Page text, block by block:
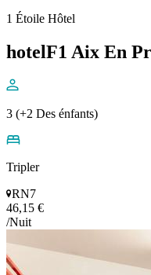
1 Étoile Hôtel
hotelF1 Aix En
3 (+2 Des énfants)
Tripler
RN7
46,15 €
/Nuit